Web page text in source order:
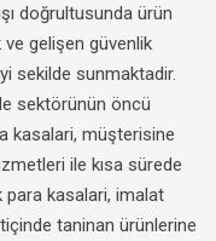
doğrultusunda ürün
gelişen güvenlik
sekilde sunmaktadir.
sektörünün öncü
kasalari, müşterisine
ile kısa sürede
para kasalari, imalat
taninan ürünlerine